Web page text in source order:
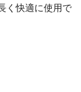
く快適に使用で